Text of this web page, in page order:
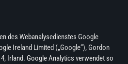
des Webanalysedienstes Google
Ireland Limited („Google“), Gordon
Irland. Google Analytics verwendet so